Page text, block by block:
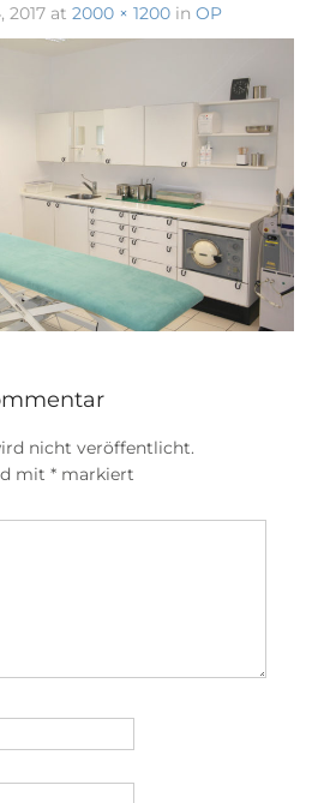
2017 at 2000 × 1200 in OP
nicht veröffentlicht.
mit * markiert